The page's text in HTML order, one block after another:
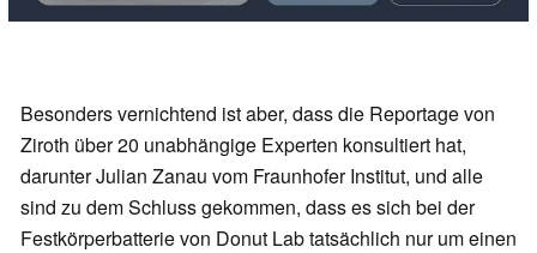
Besonders vernichtend ist aber, dass die Reportage von
Ziroth über 20 unabhängige Experten konsultiert hat,
darunter Julian Zanau vom Fraunhofer Institut, und alle
sind zu dem Schluss gekommen, dass es sich bei der
Festkörperbatterie von Donut Lab tatsächlich nur um einen